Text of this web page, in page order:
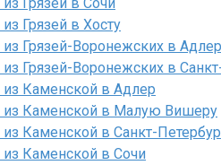
Грязей в Хосту
Грязей-Воронежских в Адлер
Грязей-Воронежских в
Каменской в Адлер
из Каменской в Малую Вишеру
Каменской в Санкт-
Каменской в Сочи